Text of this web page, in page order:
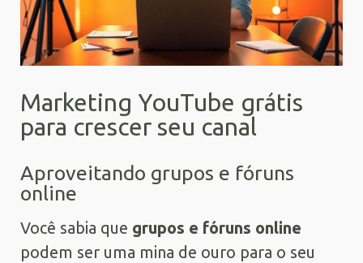
Marketing YouTube grátis
para crescer seu canal
Aproveitando grupos e fóruns
online
Você sabia que grupos e fóruns online
podem ser uma mina de ouro para o seu